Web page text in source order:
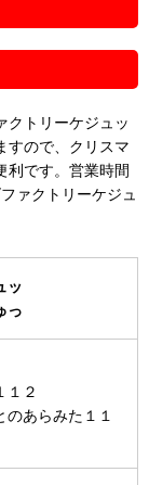
クトリーケジュッ
すので、クリスマ
利です。営業時間
ァクトリーケジュ
ッ
っ
１２
あらみた１１